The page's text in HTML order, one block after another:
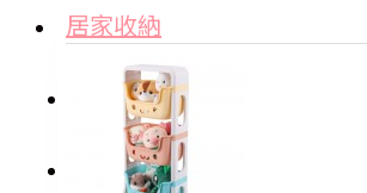
居家收納
登入